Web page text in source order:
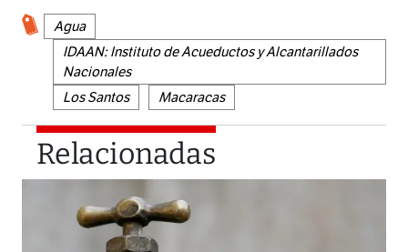
Agua
IDAAN: Instituto de Acueductos y Alcantarillados
Nacionales
Los Santos
Macaracas
Relacionadas